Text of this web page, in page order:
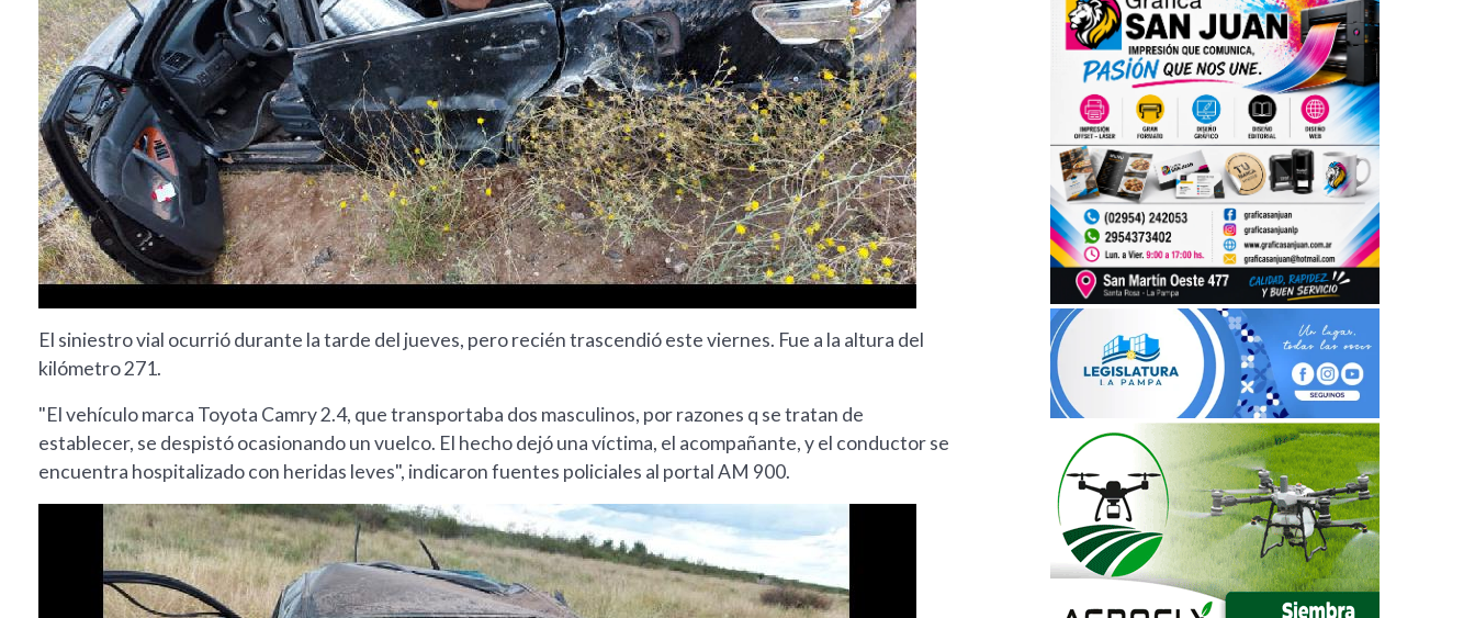
El siniestro vial ocurrió durante la tarde del jueves, pero recién trascendió este viernes. Fue a la altura del
kilómetro 271.
"El vehículo marca Toyota Camry 2.4, que transportaba dos masculinos, por razones q se tratan de
establecer, se despistó ocasionando un vuelco. El hecho dejó una víctima, el acompañante, y el conductor se
encuentra hospitalizado con heridas leves", indicaron fuentes policiales al portal AM 900.